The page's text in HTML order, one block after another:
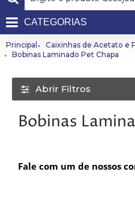
CATEGORIAS
Principal
Caixinhas de Acetato e
Bobinas Laminado Pet Chapa
Abrir Filtros
Bobinas
Fale com um de nossos